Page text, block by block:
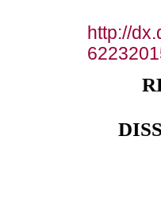
http://